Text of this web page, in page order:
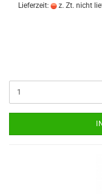
Lieferzeit: z. Zt. nicht